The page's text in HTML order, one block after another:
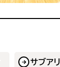
サブア